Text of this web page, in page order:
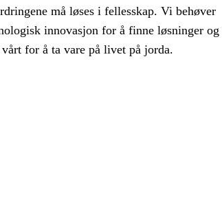
må løses i fellesskap. Vi behøver
innovasjon for å finne løsninger
for å ta vare på livet på jorda.